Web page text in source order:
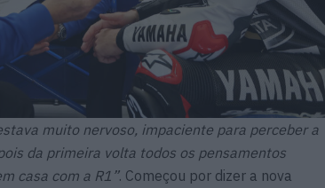
muito nervoso, impaciente para perceber a
da primeira volta todos os pensamentos
casa com a R1”. Começou por dizer a nova